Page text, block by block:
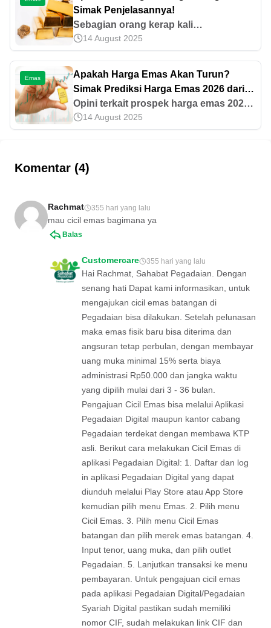
Simak Penjelasannya!
Sebagian orang kerap kali
mempertanyakan apakah kuningan
mengandung emas karena visualnya
mirip. Temukan jawabannya di artikel
ini!
14 August 2025
Emas
Apakah Harga Emas Akan Turun?
Simak Prediksi Harga Emas 2026 dari
Para Ahli
Opini terkait prospek harga emas 2026
yang diungkapkan para ahli beragam.
Lantas, seperti apa kata mereka? Mari
ini!
14 August 2025
Komentar (4)
Rachmat 355 hari yang lalu
mau cicil emas bagimana ya
Balas
Customercare 355 hari yang lalu
Hai Rachmat, Sahabat Pegadaian. Dengan
senang hati Dapat kami informasikan, untuk
mengajukan cicil emas batangan di
Pegadaian bisa dilakukan. Setelah pelunasan
maka emas fisik baru bisa diterima dan
angsuran tetap perbulan, dengan membayar
uang muka minimal 15% serta biaya
administrasi Rp50.000 dan jangka waktu
yang dipilih mulai dari 3 - 36 bulan.
Pengajuan Cicil Emas bisa melalui Aplikasi
Pegadaian Digital maupun kantor cabang
Pegadaian terdekat dengan membawa KTP
asli. Berikut cara melakukan Cicil Emas di
aplikasi Pegadaian Digital: 1. Daftar dan log
in aplikasi Pegadaian Digital yang dapat
diunduh melalui Play Store atau App Store
kemudian pilih menu Emas. 2. Pilih menu
Cicil Emas. 3. Pilih menu Cicil Emas
batangan dan pilih merek emas batangan. 4.
Input tenor, uang muka, dan pilih outlet
Pegadaian. 5. Lanjutkan transaksi ke menu
pembayaran. Untuk pengajuan cicil emas
pada aplikasi Pegadaian Digital/Pegadaian
Syariah Digital pastikan sudah memiliki
nomor CIF, sudah melakukan link CIF dan